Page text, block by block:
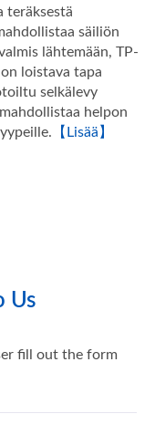
teräksestä
säiliön
lähtemään, TP-
loistava tapa
selkälevy
helpon
【Lisää】